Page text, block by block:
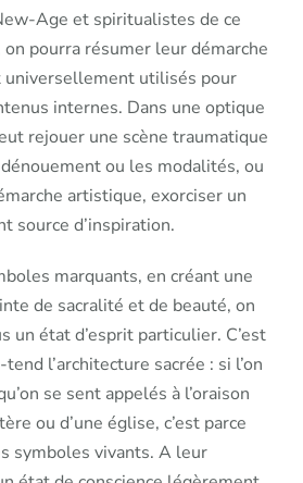
Age et spiritualistes de ce
pourra résumer leur démarche
universellement utilisés pour
internes. Dans une optique
rejouer une scène traumatique
ou les modalités, ou
artistique, exorciser un
source d’inspiration.
marquants, en créant une
de sacralité et de beauté, on
un état d’esprit particulier. C’est
l’architecture sacrée : si l’on
se sent appelés à l’oraison
ou d’une église, c’est parce
symboles vivants. A leur